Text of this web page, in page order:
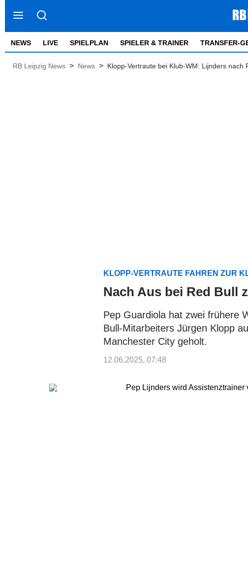
NEWS LIVE SPIELPLAN SPIELER & TRAINER TRANSFER-
RB Leipzig News > News > Klopp-Vertraute bei Klub-WM: Lijnders nach
KLOPP-VERTRAUTE FAHREN ZUR
Nach Aus bei Red Bull
Pep Guardiola hat zwei frühere
Bull-Mitarbeiters Jürgen Klopp
Manchester City geholt.
12.06.2025, 07:48